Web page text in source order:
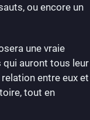
ou encore un
une vraie
qui auront tous leur
entre eux et
tout en